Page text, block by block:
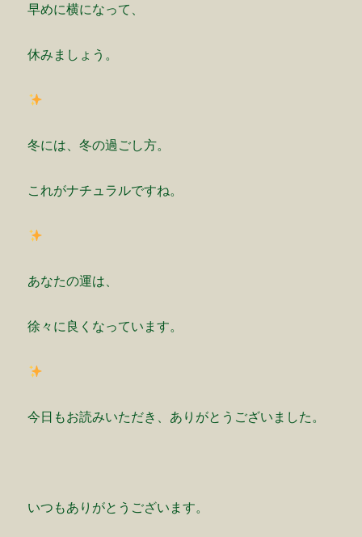
早めに横になって、
休みましょう。
冬には、冬の過ごし方。
これがナチュラルですね。
あなたの運は、
徐々に良くなっています。
今日もお読みいただき、ありがとうございました。
いつもありがとうございます。